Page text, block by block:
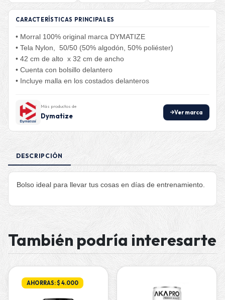
CARACTERÍSTICAS PRINCIPALES
• Morral 100% original marca DYMATIZE
• Tela Nylon, 50/50 (50% algodón, 50% poliéster)
• 42 cm de alto x 32 cm de ancho
• Cuenta con bolsillo delantero
• Incluye malla en los costados delanteros
Más productos de
Dymatize Ver marca
DESCRIPCIÓN
Bolso ideal para llevar tus cosas en días de entrenamiento.
También podría interesarte
AHORRAS: $ 4.000